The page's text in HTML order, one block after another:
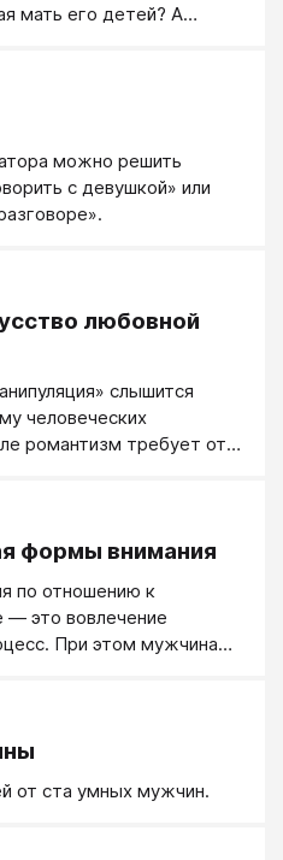
мать его детей? А
можно решить
с девушкой» или
любовной
слышится
человеческих
романтизм требует от
формы внимания
по отношению к
это вовлечение
При этом мужчина
его информацию,
от ста умных мужчин.